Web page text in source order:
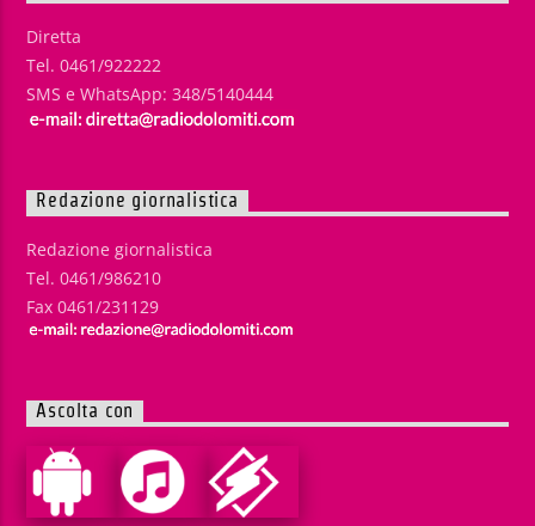
Diretta
Tel. 0461/922222
SMS e WhatsApp: 348/5140444
Redazione giornalistica
Redazione giornalistica
Tel. 0461/986210
Fax 0461/231129
Ascolta con